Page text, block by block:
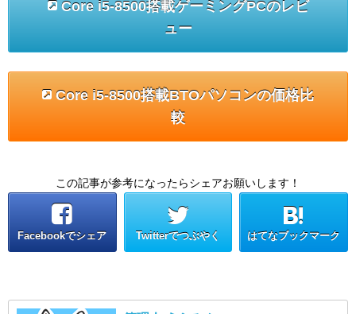
Core i5-8500搭載ゲーミングPCのレビ
ュー
Core i5-8500搭載BTOパソコンの価格比
較
この記事が参考になったらシェアお願いします！
Facebookでシェア Twitterでつぶやく はてなブックマーク